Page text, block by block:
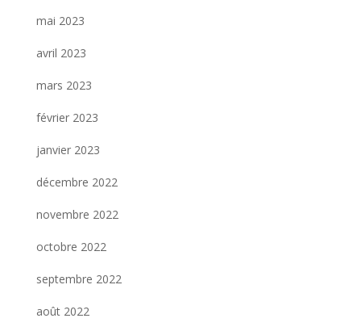
mai 2023
avril 2023
mars 2023
février 2023
janvier 2023
décembre 2022
novembre 2022
octobre 2022
septembre 2022
août 2022